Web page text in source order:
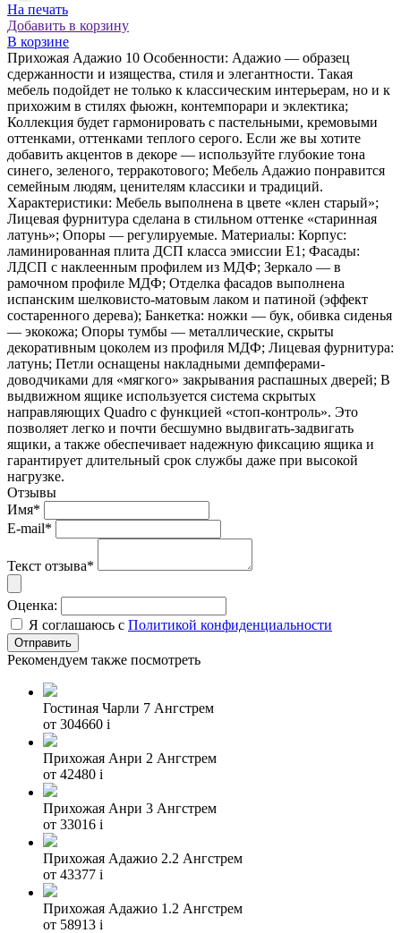
На печать
Добавить в корзину
В корзине
Прихожая Адажио 10 Особенности: Адажио — образец
сдержанности и изящества, стиля и элегантности. Такая
мебель подойдет не только к классическим интерьерам, но и к
прихожим в стилях фьюжн, контемпорари и эклектика;
Коллекция будет гармонировать с пастельными, кремовыми
оттенками, оттенками теплого серого. Если же вы хотите
добавить акцентов в декоре — используйте глубокие тона
синего, зеленого, терракотового; Мебель Адажио понравится
семейным людям, ценителям классики и традиций.
Характеристики: Мебель выполнена в цвете «клен старый»;
Лицевая фурнитура сделана в стильном оттенке «старинная
латунь»; Опоры — регулируемые. Материалы: Корпус:
ламинированная плита ДСП класса эмиссии Е1; Фасады:
ЛДСП с наклеенным профилем из МДФ; Зеркало — в
рамочном профиле МДФ; Отделка фасадов выполнена
испанским шелковисто-матовым лаком и патиной (эффект
состаренного дерева); Банкетка: ножки — бук, обивка сиденья
— экокожа; Опоры тумбы — металлические, скрыты
декоративным цоколем из профиля МДФ; Лицевая фурнитура:
латунь; Петли оснащены накладными демпферами-
доводчиками для «мягкого» закрывания распашных дверей; В
выдвижном ящике используется система скрытых
направляющих Quadro с функцией «стоп-контроль». Это
позволяет легко и почти бесшумно выдвигать-задвигать
ящики, а также обеспечивает надежную фиксацию ящика и
гарантирует длительный срок службы даже при высокой
нагрузке.
Отзывы
Имя*
E-mail*
Текст отзыва*
Оценка:
Я соглашаюсь с Политикой конфиденциальности
Рекомендуем также посмотреть
Гостиная Чарли 7 Ангстрем
от 304660 i
Прихожая Анри 2 Ангстрем
от 42480 i
Прихожая Анри 3 Ангстрем
от 33016 i
Прихожая Адажио 2.2 Ангстрем
от 43377 i
Прихожая Адажио 1.2 Ангстрем
от 58913 i